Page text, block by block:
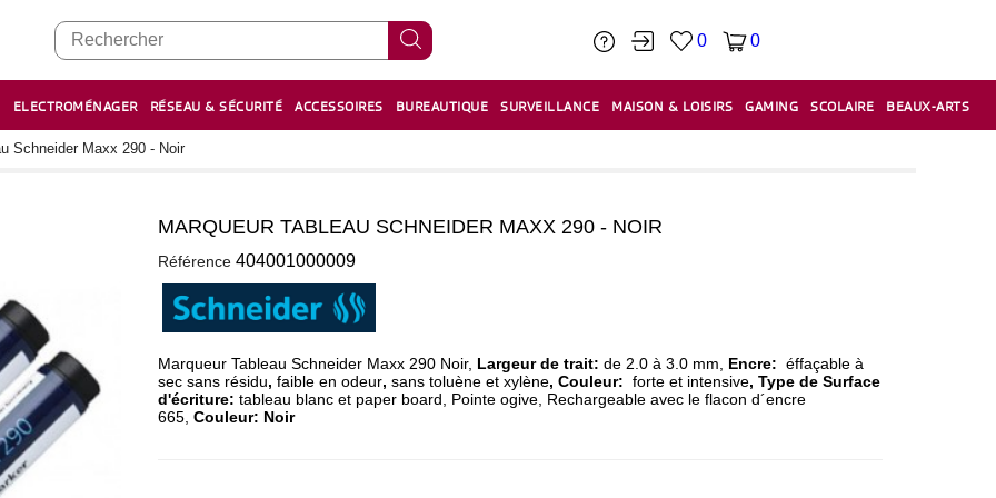
0 0
ELECTROMÉNAGER RÉSEAU & SÉCURITÉ ACCESSOIRES BUREAUTIQUE SURVEILLANCE MAISON & LOISIRS GAMING SCOLAIRE BEAUX-ARTS
Schneider Maxx 290 - Noir
MARQUEUR TABLEAU SCHNEIDER MAXX 290 - NOIR
Référence 404001000009
Marqueur Tableau Schneider Maxx 290 Noir, Largeur de trait: de 2.0 à 3.0 mm, Encre: éffaçable à
sec sans résidu, faible en odeur, sans toluène et xylène, Couleur: forte et intensive, Type de Surface
d'écriture: tableau blanc et paper board, Pointe ogive, Rechargeable avec le flacon d´encre
665, Couleur: Noir